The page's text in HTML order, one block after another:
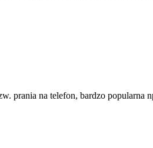
prania na telefon, bardzo popularna